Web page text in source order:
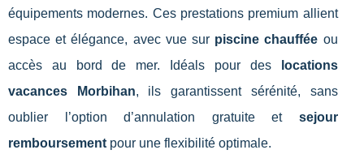
équipements modernes. Ces prestations premium allient
espace et élégance, avec vue sur piscine chauffée ou
accès au bord de mer. Idéals pour des
locations
vacances Morbihan, ils garantissent sérénité, sans
oublier l’option d’annulation gratuite et sejour
remboursement pour une flexibilité optimale.